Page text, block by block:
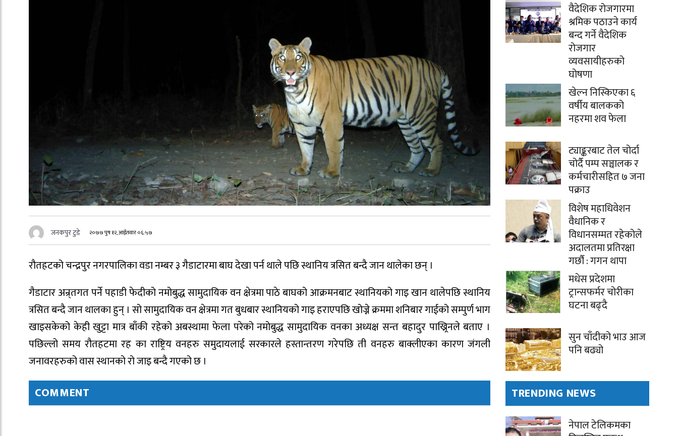
जनकपुर टुडे २०७७ पुष १२, आईतवार ०६:५७
रौतहटको चन्द्रपुर नगरपालिका वडा नम्बर ३ गैडाटारमा बाघ देखा पर्न थाले पछि स्थानिय त्रसित बन्दै जान थालेका छन् ।
गैडाटार अन्र्तगत पर्ने पहाडी फेदीको नमोबुद्ध सामुदायिक वन क्षेत्रमा पाठे बाघको आक्रमनबाट स्थानियको गाइ खान थालेपछि स्थानिय
त्रसित बन्दै जान थालका हुन् । सो सामुदायिक वन क्षेत्रमा गत बुधबार स्थानियको गाइ हराएपछि खोज्ने क्रममा शनिबार गाईको सम्पुर्ण भाग
खाइसकेको केही खुट्टा मात्र बाँकी रहेको अबस्थामा फेला परेको नमोबुद्ध सामुदायिक वनका अध्यक्ष सन्त बहादुर पाख्र्रिनले बताए ।
पछिल्लो समय रौतहटमा रह का राष्ट्रिय वनहरु समुदायलाई सरकारले हस्तान्तरण गरेपछि ती वनहरु बाक्लीएका कारण जंगली
जनावरहरुको वास स्थानको रो जाइ बन्दै गएको छ ।
COMMENT
वैदेशिक रोजगारमा
श्रमिक पठाउने कार्य
बन्द गर्ने वैदेशिक
रोजगार
व्यवसायीहरुको
घोषणा
खेल्न निस्किएका ६
वर्षीय बालकको
नहरमा शव फेला
ट्याङ्करबाट तेल चोर्दा
चोर्दै पम्प सञ्चालक र
कर्मचारीसहित ७ जना
पक्राउ
विशेष महाधिवेशन
वैधानिक र
विधानसम्मत रहेकोले
अदालतमा प्रतिरक्षा
गर्छौ : गगन थापा
मधेस प्रदेशमा
ट्रान्सफर्मर चोरीका
घटना बढ्दै
सुन चाँदीको भाउ आज
पनि बढ्यो
TRENDING NEWS
नेपाल टेलिकमका